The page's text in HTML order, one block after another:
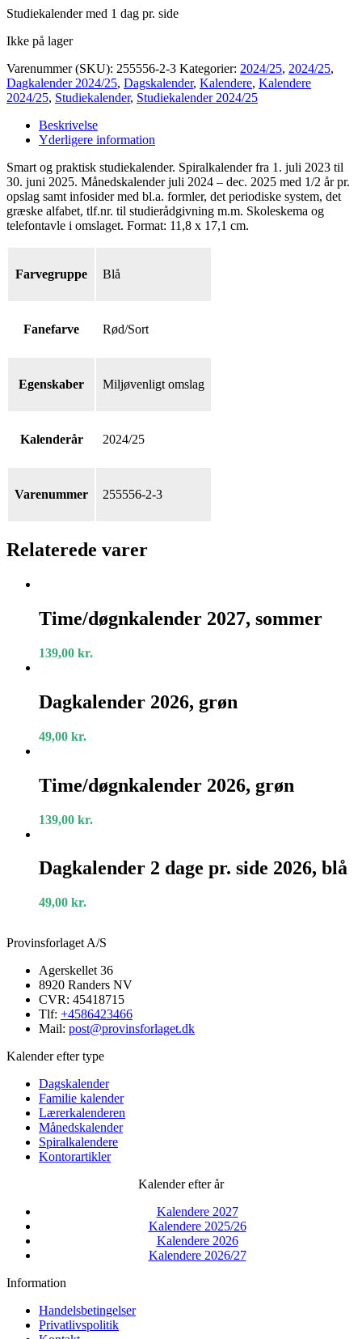
Studiekalender med 1 dag pr. side
Ikke på lager
Varenummer (SKU): 255556-2-3 Kategorier: 2024/25, 2024/25,
Dagkalender 2024/25, Dagskalender, Kalendere, Kalendere
2024/25, Studiekalender, Studiekalender 2024/25
Beskrivelse
Yderligere information
Smart og praktisk studiekalender. Spiralkalender fra 1. juli 2023 til
30. juni 2025. Månedskalender juli 2024 – dec. 2025 med 1/2 år pr.
opslag samt infosider med bl.a. formler, det periodiske system, det
græske alfabet, tlf.nr. til studierådgivning m.m. Skoleskema og
telefontavle i omslaget. Format: 11,8 x 17,1 cm.
Farvegruppe Blå
Fanefarve Rød/Sort
Egenskaber Miljøvenligt omslag
Kalenderår 2024/25
Varenummer 255556-2-3
Relaterede varer
2027,
sommer
Time/døgnkalender 2027, sommer
139,00 kr.
2026,
grøn
Dagkalender 2026, grøn
49,00 kr.
2026,
grøn
Time/døgnkalender 2026, grøn
139,00 kr.
2
dage
side
blå
Dagkalender 2 dage pr. side 2026, blå
49,00 kr.
Provinsforlaget A/S
Agerskellet 36
8920 Randers NV
CVR: 45418715
Tlf: +4586423466
Mail: post@provinsforlaget.dk
Kalender efter type
Dagskalender
Familie kalender
Lærerkalenderen
Månedskalender
Spiralkalendere
Kontorartikler
Kalender efter år
Kalendere 2027
Kalendere 2025/26
Kalendere 2026
Kalendere 2026/27
Information
Handelsbetingelser
Privatlivspolitik